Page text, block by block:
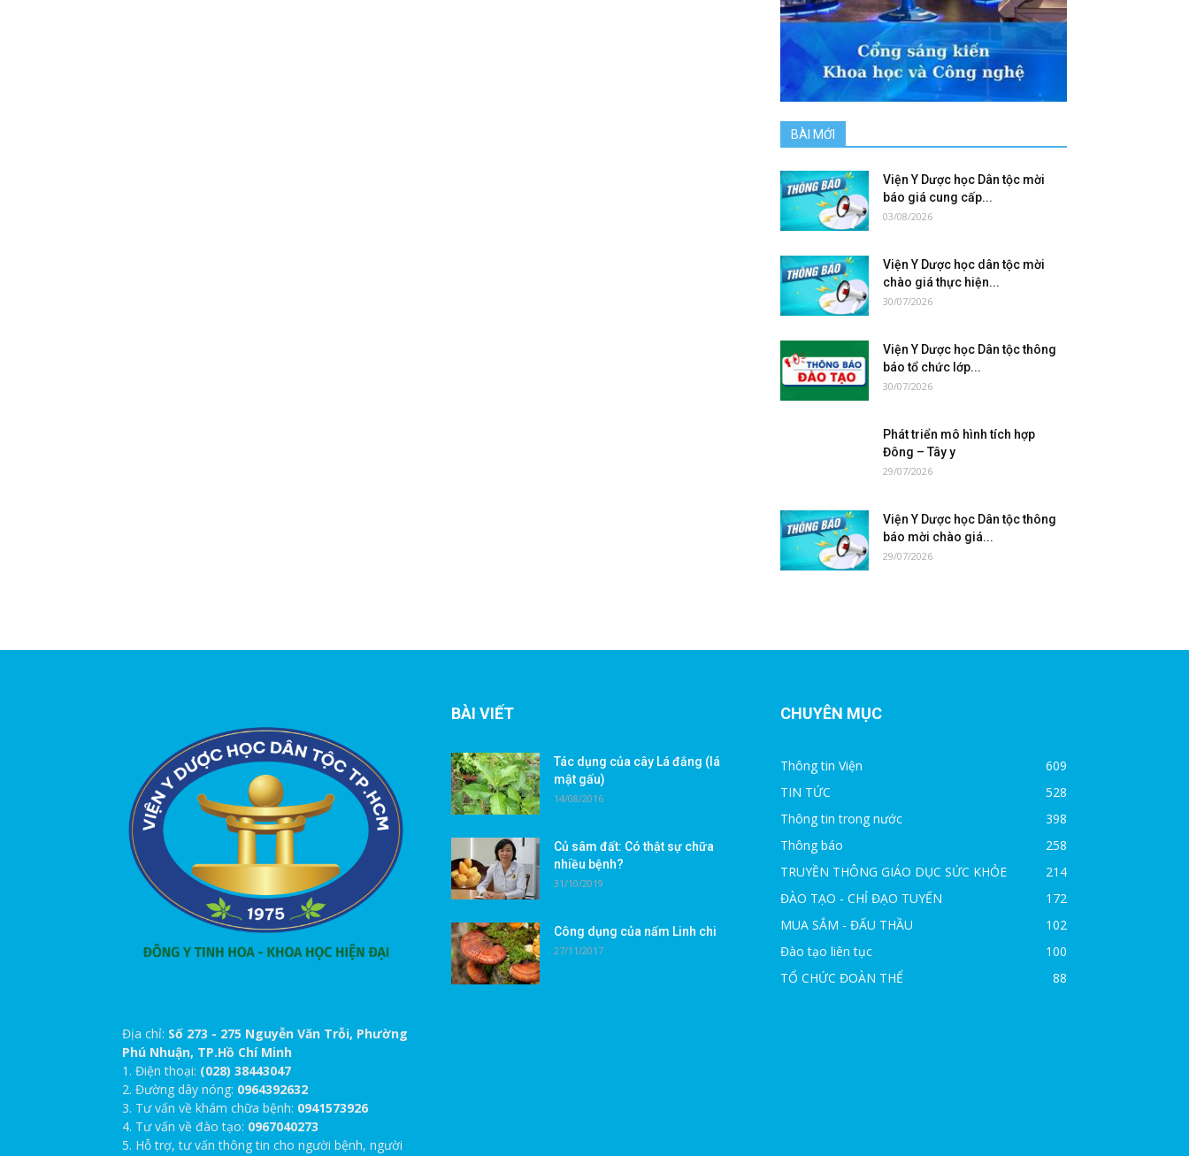
BÀI MỚI
Viện Y Dược học Dân tộc mời
báo giá cung cấp...
03/08/2026
Viện Y Dược học dân tộc mời
chào giá thực hiện...
30/07/2026
Viện Y Dược học Dân tộc thông
báo tổ chức lớp...
30/07/2026
Phát triển mô hình tích hợp
Đông – Tây y
29/07/2026
Viện Y Dược học Dân tộc thông
báo mời chào giá...
29/07/2026
Địa chỉ: Số 273 - 275 Nguyễn Văn Trỗi, Phường
Phú Nhuận, TP.Hồ Chí Minh
1. Điện thoại: (028) 38443047
2. Đường dây nóng: 0964392632
3. Tư vấn về khám chữa bệnh: 0941573926
4. Tư vấn về đào tạo: 0967040273
5. Hỗ trợ, tư vấn thông tin cho người bệnh, người
BÀI VIẾT
Tác dụng của cây Lá đắng (lá
mật gấu)
14/08/2016
Củ sâm đất: Có thật sự chữa
nhiều bệnh?
31/10/2019
Công dụng của nấm Linh chi
27/11/2017
CHUYÊN MỤC
Thông tin Viện
609
TIN TỨC
528
Thông tin trong nước
398
Thông báo
258
TRUYỀN THÔNG GIÁO DỤC SỨC KHỎE
214
ĐÀO TẠO - CHỈ ĐẠO TUYẾN
172
MUA SẮM - ĐẤU THẦU
102
Đào tạo liên tục
100
TỔ CHỨC ĐOÀN THỂ
88